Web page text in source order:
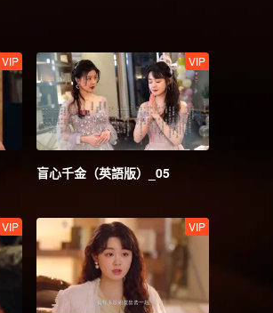
VIP VIP
盲心千金（英語版）_05
VIP VIP